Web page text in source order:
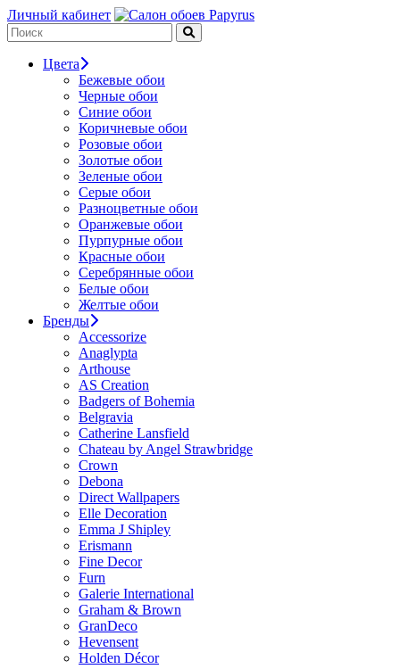
Личный кабинет
Цвета
Бежевые обои
Черные обои
Синие обои
Коричневые обои
Розовые обои
Золотые обои
Зеленые обои
Серые обои
Разноцветные обои
Оранжевые обои
Пурпурные обои
Красные обои
Серебрянные обои
Белые обои
Желтые обои
Бренды
Accessorize
Anaglypta
Arthouse
AS Creation
Badgers of Bohemia
Belgravia
Catherine Lansfield
Chateau by Angel Strawbridge
Crown
Debona
Direct Wallpapers
Elle Decoration
Emma J Shipley
Erismann
Fine Decor
Furn
Galerie International
Graham & Brown
GranDeco
Hevensent
Holden Décor